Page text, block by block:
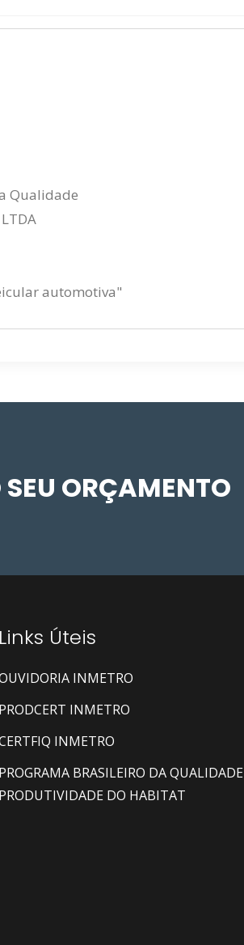
Qualidade
automotiva"
ORÇAMENTO
Links Úteis
INMETRO
PRODCERT INMETRO
INMETRO
PROGRAMA BRASILEIRO DA
PRODUTIVIDADE DO HABITAT